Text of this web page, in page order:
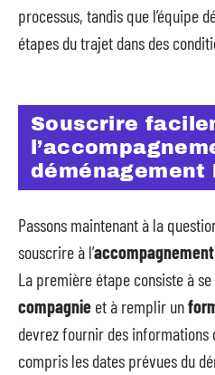
processus, tandis que l’équipe
étapes du trajet dans des
Souscrire
déménagement
Passons maintenant à la
souscrire à l’
La première étape consiste à
compagnie et à remplir un
devrez fournir des
compris les dates prévues du